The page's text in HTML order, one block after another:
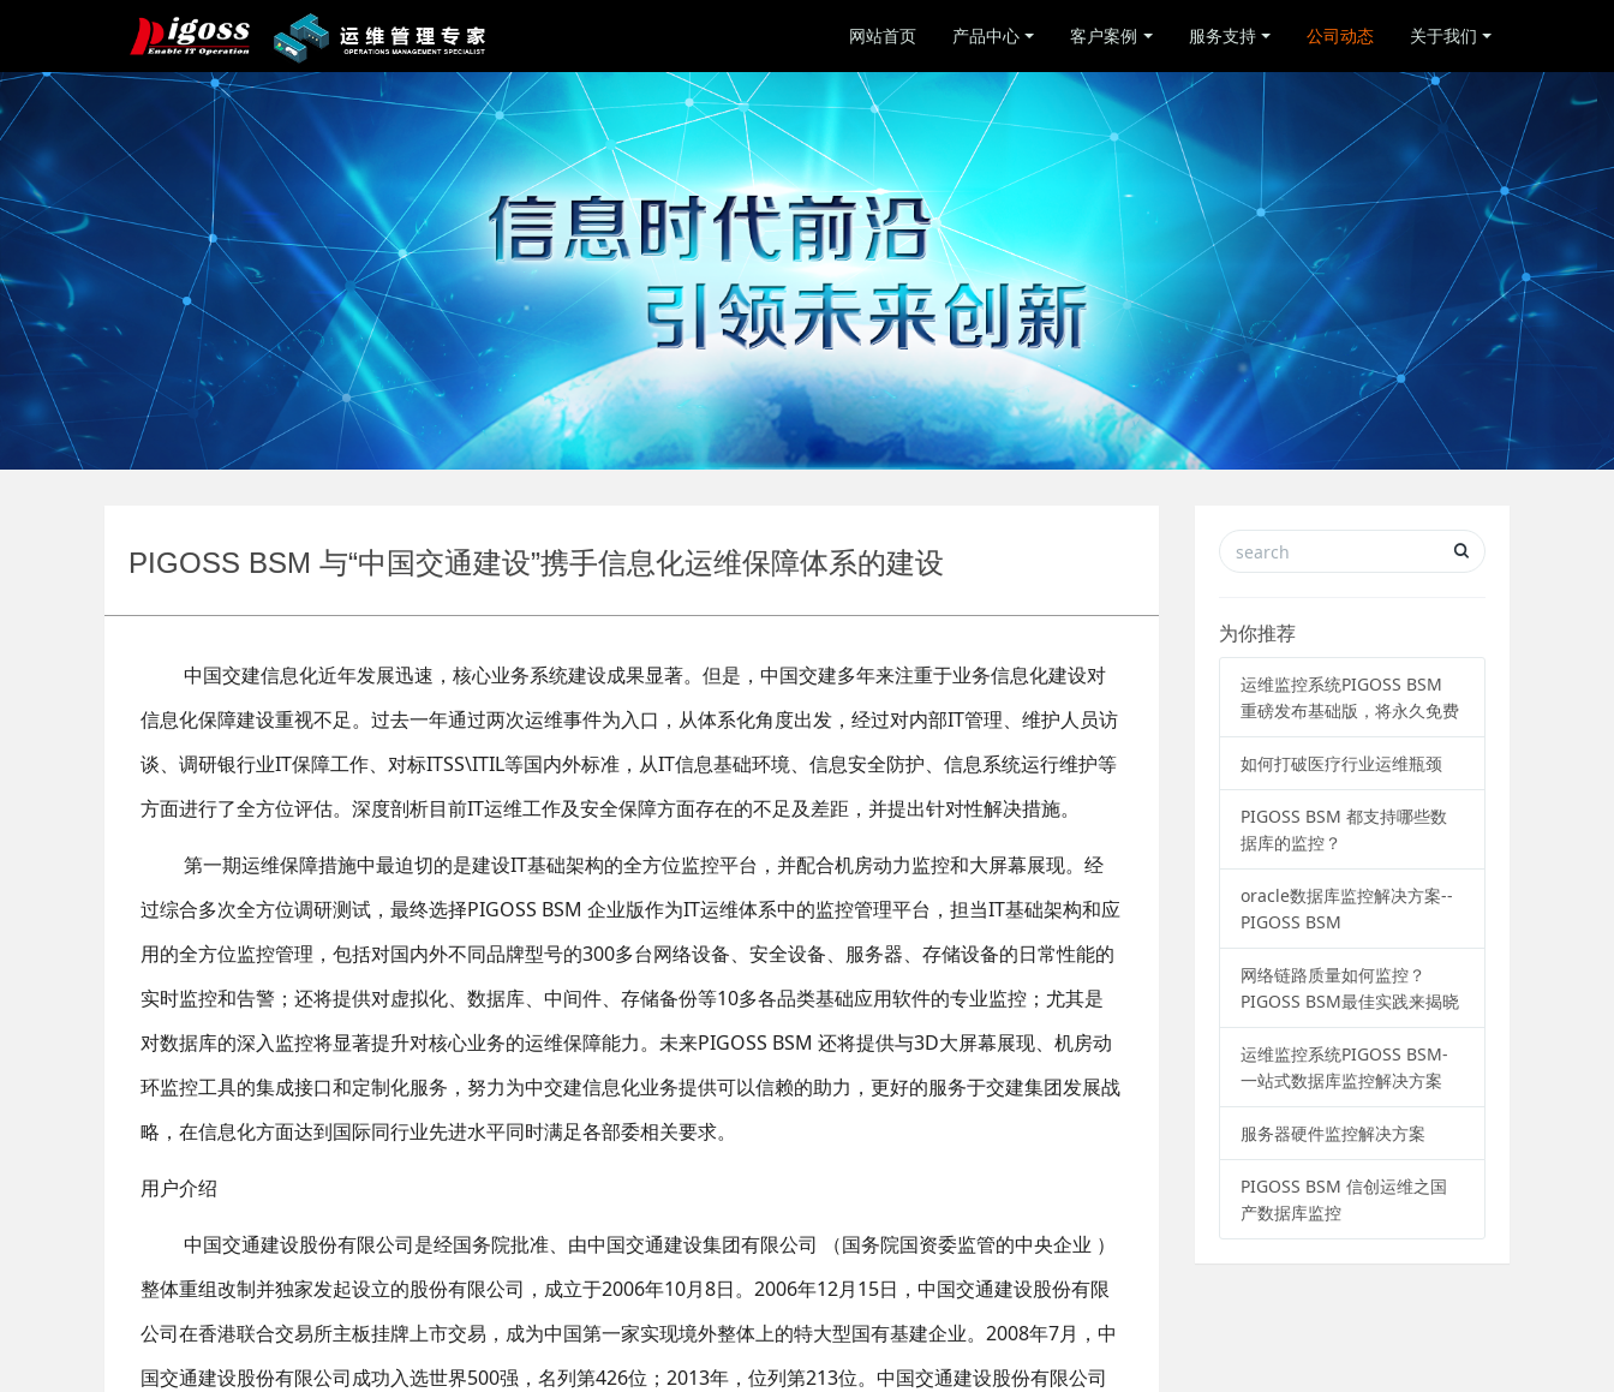
网站首页 产品中心 客户案例 服务支持 公司动态 关于我们
PIGOSS BSM 与“中国交通建设”携手信息化运维保障体系的建设
中国交建信息化近年发展迅速，核心业务系统建设成果显著。但是，中国交建多年来注重于业务信息化建设对
信息化保障建设重视不足。过去一年通过两次运维事件为入口，从体系化角度出发，经过对内部IT管理、维护人员访
谈、调研银行业IT保障工作、对标ITSS\ITIL等国内外标准，从IT信息基础环境、信息安全防护、信息系统运行维护等
方面进行了全方位评估。深度剖析目前IT运维工作及安全保障方面存在的不足及差距，并提出针对性解决措施。
第一期运维保障措施中最迫切的是建设IT基础架构的全方位监控平台，并配合机房动力监控和大屏幕展现。经
过综合多次全方位调研测试，最终选择PIGOSS BSM 企业版作为IT运维体系中的监控管理平台，担当IT基础架构和应
用的全方位监控管理，包括对国内外不同品牌型号的300多台网络设备、安全设备、服务器、存储设备的日常性能的
实时监控和告警；还将提供对虚拟化、数据库、中间件、存储备份等10多各品类基础应用软件的专业监控；尤其是
对数据库的深入监控将显著提升对核心业务的运维保障能力。未来PIGOSS BSM 还将提供与3D大屏幕展现、机房动
环监控工具的集成接口和定制化服务，努力为中交建信息化业务提供可以信赖的助力，更好的服务于交建集团发展战
略，在信息化方面达到国际同行业先进水平同时满足各部委相关要求。
用户介绍
中国交通建设股份有限公司是经国务院批准、由中国交通建设集团有限公司 （国务院国资委监管的中央企业 ）
整体重组改制并独家发起设立的股份有限公司，成立于2006年10月8日。2006年12月15日，中国交通建设股份有限
公司在香港联合交易所主板挂牌上市交易，成为中国第一家实现境外整体上的特大型国有基建企业。2008年7月，中
国交通建设股份有限公司成功入选世界500强，名列第426位；2013年，位列第213位。中国交通建设股份有限公司
为你推荐
运维监控系统PIGOSS BSM
重磅发布基础版，将永久免费
如何打破医疗行业运维瓶颈
PIGOSS BSM 都支持哪些数
据库的监控？
oracle数据库监控解决方案--
PIGOSS BSM
网络链路质量如何监控？
PIGOSS BSM最佳实践来揭晓
运维监控系统PIGOSS BSM-
一站式数据库监控解决方案
服务器硬件监控解决方案
PIGOSS BSM 信创运维之国
产数据库监控